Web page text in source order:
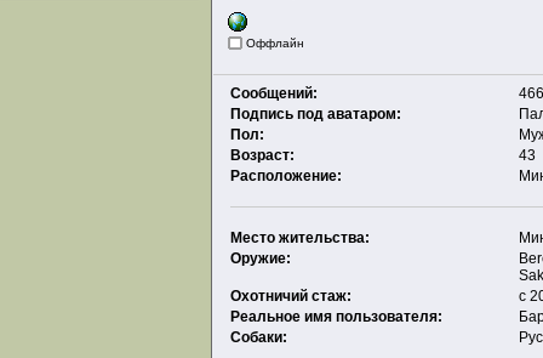
Оффлайн
Сообщений:
Подпись под аватаром:
Пол:
Возраст:
43
Расположение:
Место жительства:
Оружие:
Охотничий стаж:
с
Реальное имя пользователя:
Собаки: